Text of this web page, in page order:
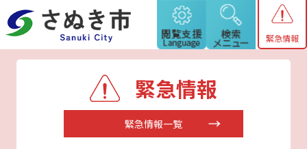
緊急情報
緊急情報
緊急情報一覧